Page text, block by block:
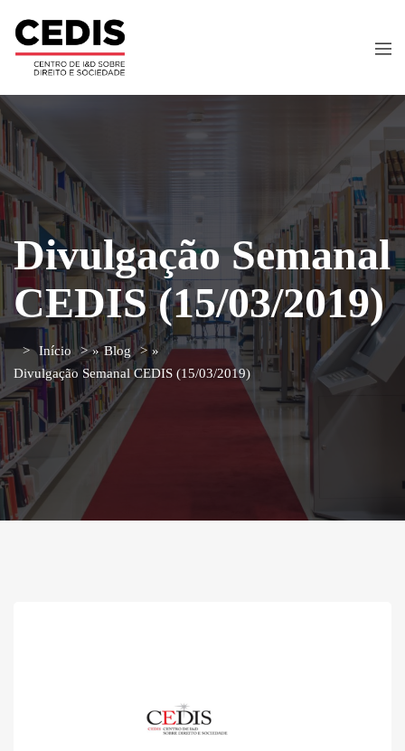
Divulgação Semanal
CEDIS (15/03/2019)
Início » Blog
»
Divulgação Semanal CEDIS (15/03/2019)